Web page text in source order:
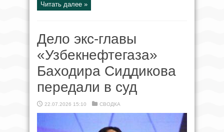
Читать далее »
Дело экс-главы
«Узбекнефтегаза»
Баходира Сиддикова
передали в суд
22.07.2026 15:10 СВОДКА